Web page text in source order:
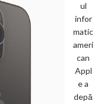
ul
infor
matic
ameri
can
Appl
e a
depă